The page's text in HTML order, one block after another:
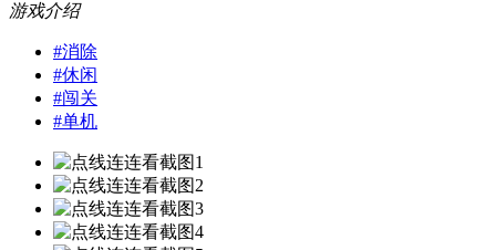
游戏介绍
#消除
#休闲
#闯关
#单机